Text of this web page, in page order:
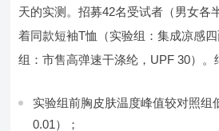
天的实测。招募42名受试者（男女各
着同款短袖T恤（实验组：集成凉感
组：市售高弹速干涤纶，UPF 30）。
实验组前胸皮肤温度峰值较对照组
0.01）；